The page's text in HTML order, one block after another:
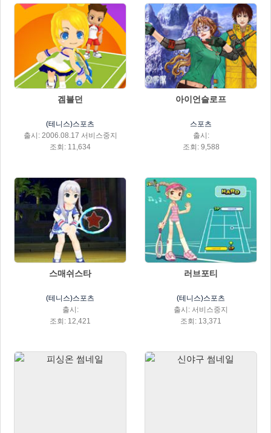
겜블던
(테니스)스포츠
출시: 2006.08.17 서비스중지
조회: 11,634
아이언슬로프
스포츠
출시:
조회: 9,588
스매쉬스타
(테니스)스포츠
출시:
조회: 12,421
러브포티
(테니스)스포츠
출시: 서비스중지
조회: 13,371